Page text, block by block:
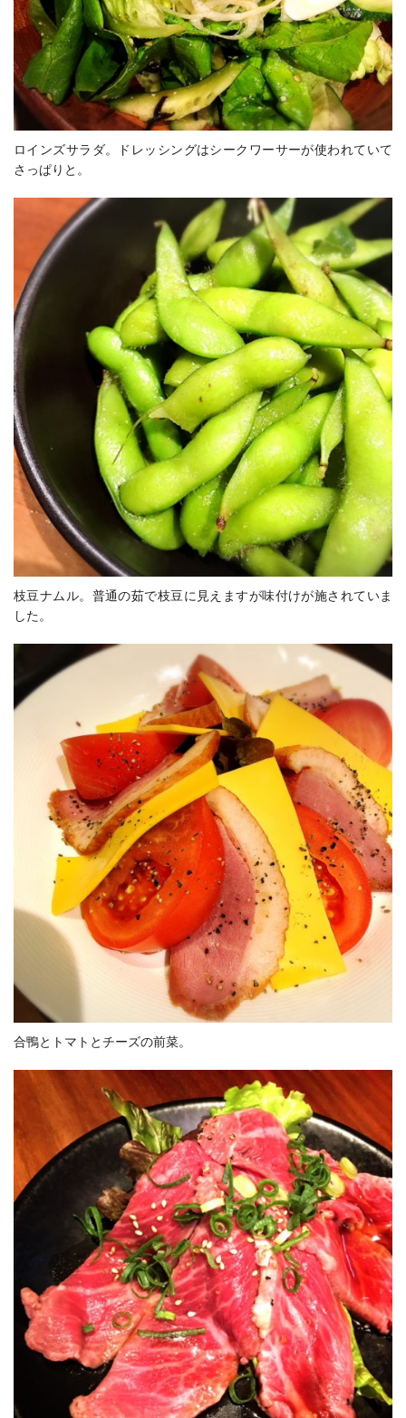
ロインズサラダ。ドレッシングはシークワーサーが使われていて
さっぱりと。
枝豆ナムル。普通の茹で枝豆に見えますが味付けが施されていま
した。
合鴨とトマトとチーズの前菜。